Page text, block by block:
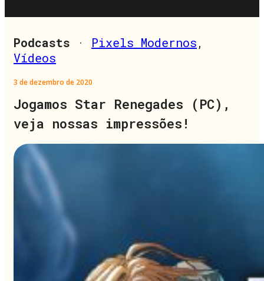
Podcasts · Pixels Modernos,
Vídeos
3 de dezembro de 2020
Jogamos Star Renegades (PC),
veja nossas impressões!